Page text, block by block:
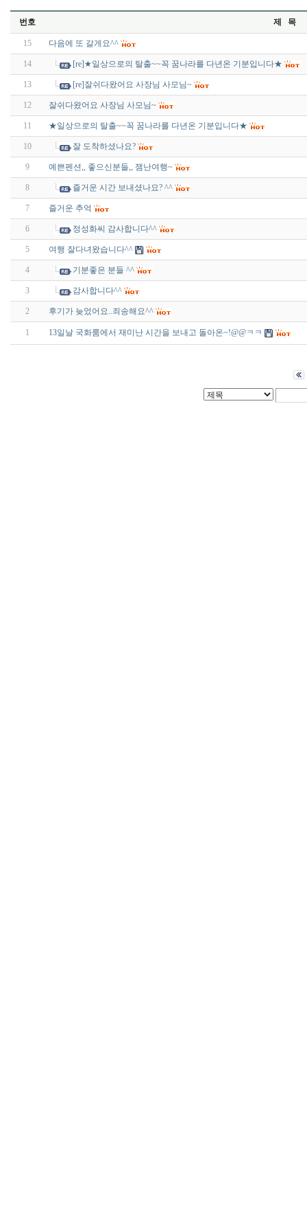
번호 제 목
15 다음에 또 갈게요^^
14 [re]★일상으로의 탈출~~꼭 꿈나라를 다년온 기분입니다★
13 [re]잘쉬다왔어요 사장님 사모님~
12 잘쉬다왔어요 사장님 사모님~
11 ★일상으로의 탈출~~꼭 꿈나라를 다년온 기분입니다★
10 잘 도착하셨나요?
9 예쁜펜션,, 좋으신분들,, 잼난여행~
8 즐거운 시간 보내셨나요? ^^
7 즐거운 추억
6 정성화씨 감사합니다^^
5 여행 잘다녀왔습니다^^
4 기분좋은 분들 ^^
3 감사합니다^^
2 후기가 늦었어요..죄송해요^^
1 13일날 국화룸에서 재미난 시간을 보내고 돌아온~!@@ㅋㅋ